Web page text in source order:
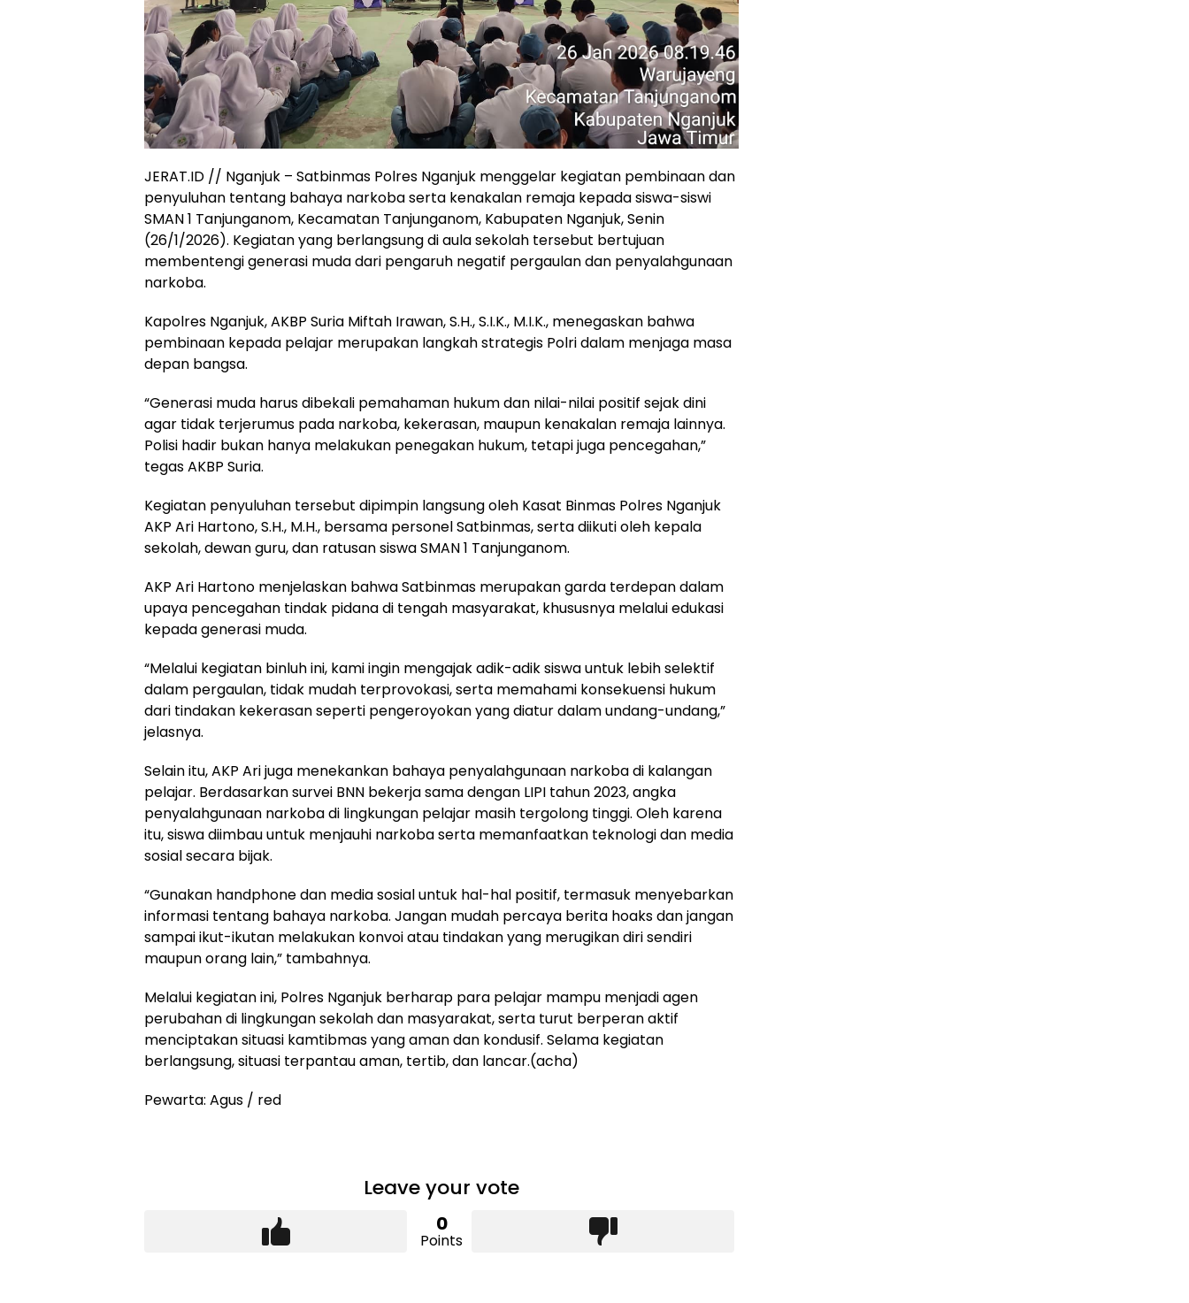
JERAT.ID // Nganjuk – Satbinmas Polres Nganjuk menggelar kegiatan pembinaan dan
penyuluhan tentang bahaya narkoba serta kenakalan remaja kepada siswa-siswi
SMAN 1 Tanjunganom, Kecamatan Tanjunganom, Kabupaten Nganjuk, Senin
(26/1/2026). Kegiatan yang berlangsung di aula sekolah tersebut bertujuan
membentengi generasi muda dari pengaruh negatif pergaulan dan penyalahgunaan
narkoba.
Kapolres Nganjuk, AKBP Suria Miftah Irawan, S.H., S.I.K., M.I.K., menegaskan bahwa
pembinaan kepada pelajar merupakan langkah strategis Polri dalam menjaga masa
depan bangsa.
“Generasi muda harus dibekali pemahaman hukum dan nilai-nilai positif sejak dini
agar tidak terjerumus pada narkoba, kekerasan, maupun kenakalan remaja lainnya.
Polisi hadir bukan hanya melakukan penegakan hukum, tetapi juga pencegahan,”
tegas AKBP Suria.
Kegiatan penyuluhan tersebut dipimpin langsung oleh Kasat Binmas Polres Nganjuk
AKP Ari Hartono, S.H., M.H., bersama personel Satbinmas, serta diikuti oleh kepala
sekolah, dewan guru, dan ratusan siswa SMAN 1 Tanjunganom.
AKP Ari Hartono menjelaskan bahwa Satbinmas merupakan garda terdepan dalam
upaya pencegahan tindak pidana di tengah masyarakat, khususnya melalui edukasi
kepada generasi muda.
“Melalui kegiatan binluh ini, kami ingin mengajak adik-adik siswa untuk lebih selektif
dalam pergaulan, tidak mudah terprovokasi, serta memahami konsekuensi hukum
dari tindakan kekerasan seperti pengeroyokan yang diatur dalam undang-undang,”
jelasnya.
Selain itu, AKP Ari juga menekankan bahaya penyalahgunaan narkoba di kalangan
pelajar. Berdasarkan survei BNN bekerja sama dengan LIPI tahun 2023, angka
penyalahgunaan narkoba di lingkungan pelajar masih tergolong tinggi. Oleh karena
itu, siswa diimbau untuk menjauhi narkoba serta memanfaatkan teknologi dan media
sosial secara bijak.
“Gunakan handphone dan media sosial untuk hal-hal positif, termasuk menyebarkan
informasi tentang bahaya narkoba. Jangan mudah percaya berita hoaks dan jangan
sampai ikut-ikutan melakukan konvoi atau tindakan yang merugikan diri sendiri
maupun orang lain,” tambahnya.
Melalui kegiatan ini, Polres Nganjuk berharap para pelajar mampu menjadi agen
perubahan di lingkungan sekolah dan masyarakat, serta turut berperan aktif
menciptakan situasi kamtibmas yang aman dan kondusif. Selama kegiatan
berlangsung, situasi terpantau aman, tertib, dan lancar.(acha)
Pewarta: Agus / red
Leave your vote
0
Points